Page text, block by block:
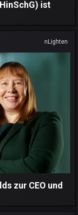
ist
nLighten
zur CEO und